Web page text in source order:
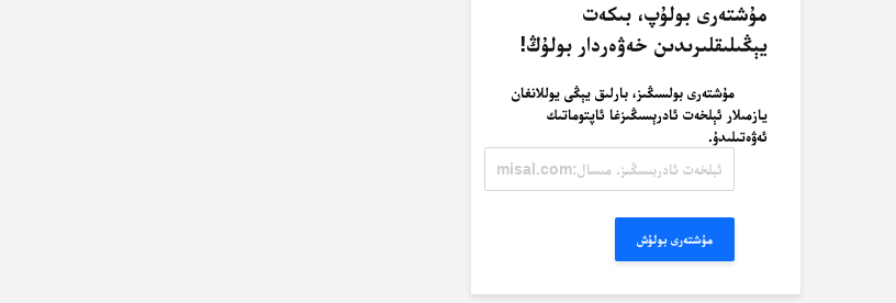
مۇشتەرى بولۇپ، بىكەت
يېڭىلىقلىرىدىن خەۋەردار بولۇڭ!
مۇشتەرى بولسىڭىز، بارلىق يېڭى يوللانغان
يازمىلار ئېلخەت ئادرېسىڭىزغا ئاپتوماتىك
ئەۋەتىلىدۇ.
ئادرېسىڭىز.
مۇشتەرى بولۇش